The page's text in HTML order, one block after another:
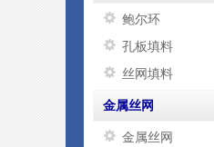
鲍尔环
孔板填料
丝网填料
金属丝网
金属丝网